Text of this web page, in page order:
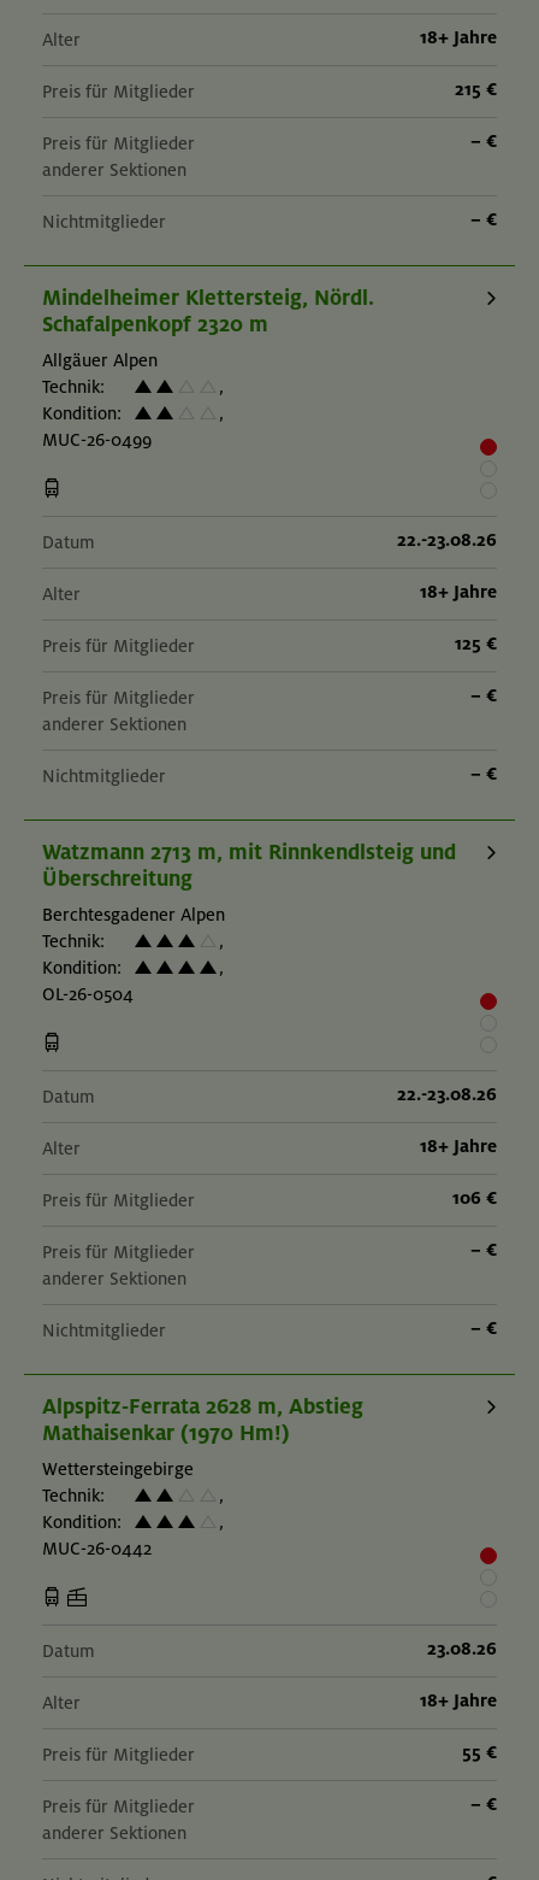
Alter 18+ Jahre
Preis für Mitglieder 215 €
Preis für Mitglieder
anderer Sektionen
– €
Nichtmitglieder – €
Mindelheimer Klettersteig, Nördl.
Schafalpenkopf 2320 m
Allgäuer Alpen
Technik:
,
Kondition:
,
MUC-26-0499
Datum 22.-23.08.26
Alter 18+ Jahre
Preis für Mitglieder 125 €
Preis für Mitglieder
anderer Sektionen
– €
Nichtmitglieder – €
Watzmann 2713 m, mit Rinnkendlsteig und
Überschreitung
Berchtesgadener Alpen
Technik:
,
Kondition:
,
OL-26-0504
Datum 22.-23.08.26
Alter 18+ Jahre
Preis für Mitglieder 106 €
Preis für Mitglieder
anderer Sektionen
– €
Nichtmitglieder – €
Alpspitz-Ferrata 2628 m, Abstieg
Mathaisenkar (1970 Hm!)
Wettersteingebirge
Technik:
,
Kondition:
,
MUC-26-0442
Datum 23.08.26
Alter 18+ Jahre
Preis für Mitglieder 55 €
Preis für Mitglieder
anderer Sektionen
– €